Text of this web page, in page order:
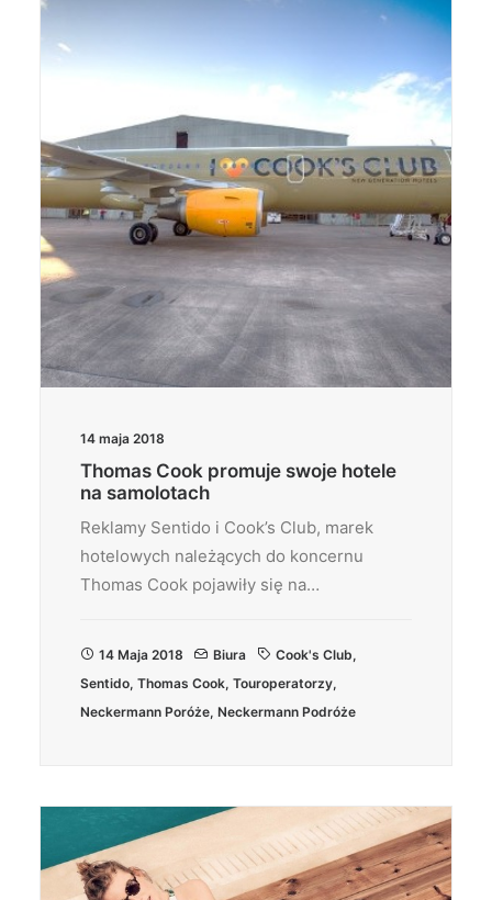
14 maja 2018
Thomas Cook promuje swoje hotele
na samolotach
Reklamy Sentido i Cook’s Club, marek
hotelowych należących do koncernu
Thomas Cook pojawiły się na…
14 Maja 2018 Biura Cook's Club,
Sentido, Thomas Cook, Touroperatorzy,
Neckermann Poróże, Neckermann Podróże